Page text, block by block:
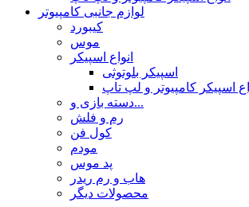
لوازم جانبی کامپیوتر
کیبورد
موس
انواع اسپیکر
اسپیکر بلوتوثی
اسپیکر کامپیوتر و لپ تاپ
دسته بازی و...
رم و فلش
کول فن
مودم
پد موس
هاب و رم ریدر
محصولات دیگر